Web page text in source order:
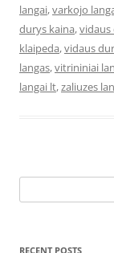
langai,varkojo
durys kaina,vidaus
klaipeda,vidaus
langas,vitrininiai
langai lt,zaliuzes
for:
RECENT POSTS